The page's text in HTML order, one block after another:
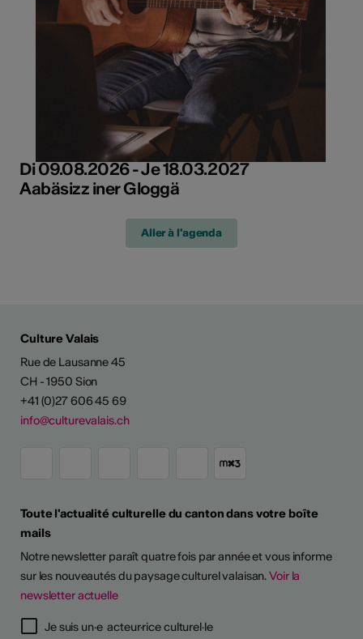
Di 09.08.2026 - Je 18.03.2027
Aabäsizz iner Gloggä
Aller à l'agenda
Culture Valais
Rue de Lausanne 45
CH - 1950 Sion
+41 (0)27 606 45 69
info@culturevalais.ch
Toute l'actualité culturelle du canton dans votre boîte
mails
Notre newsletter paraît quatre fois par année et vous informe
sur les nouveautés du paysage culturel valaisan.Voir la
newsletter actuelle
Je suis un·e acteur·rice culturel·le